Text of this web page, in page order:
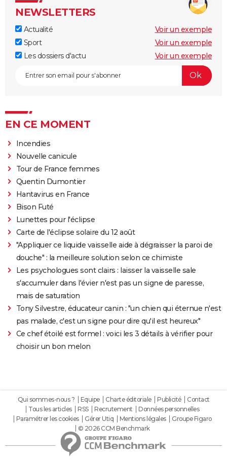
NEWSLETTERS
Actualité
Voir un exemple
Sport
Voir un exemple
Les dossiers d'actu
Voir un exemple
EN CE MOMENT
Incendies
Nouvelle canicule
Tour de France femmes
Quentin Dumontier
Hantavirus en France
Bison Futé
Lunettes pour l'éclipse
Carte de l'éclipse solaire du 12 août
"Appliquer ce liquide vaisselle aide à dégraisser la paroi de
douche" : la meilleure solution selon ce chimiste
Les psychologues sont clairs : laisser la vaisselle sale
s'accumuler dans l'évier n'est pas un signe de paresse,
mais de saturation
Tony Silvestre, éducateur canin : "un chien qui éternue n'est
pas malade, c'est un signe pour dire qu'il est heureux"
Ce chef étoilé est formel : voici les 3 détails à vérifier pour
choisir un bon melon
Qui sommes-nous ? Equipe Charte éditoriale Publicité
Contact
Tous les articles
RSS Recrutement
Données personnelles
Paramétrer les cookies
Gérer Utiq Mentions légales
Groupe Figaro
© 2026 CCM Benchmark